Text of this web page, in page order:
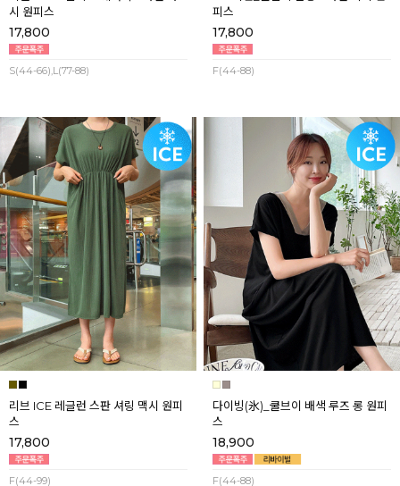
시 원피스
17,800
S(44-66),L(77-88)
피스
17,800
F(44-88)
리브 ICE 레글런 스판 셔링 맥시 원피
스
17,800
F(44-99)
다이빙(氷)_쿨브이 배색 루즈 롱 원피
스
18,900
F(44-88)